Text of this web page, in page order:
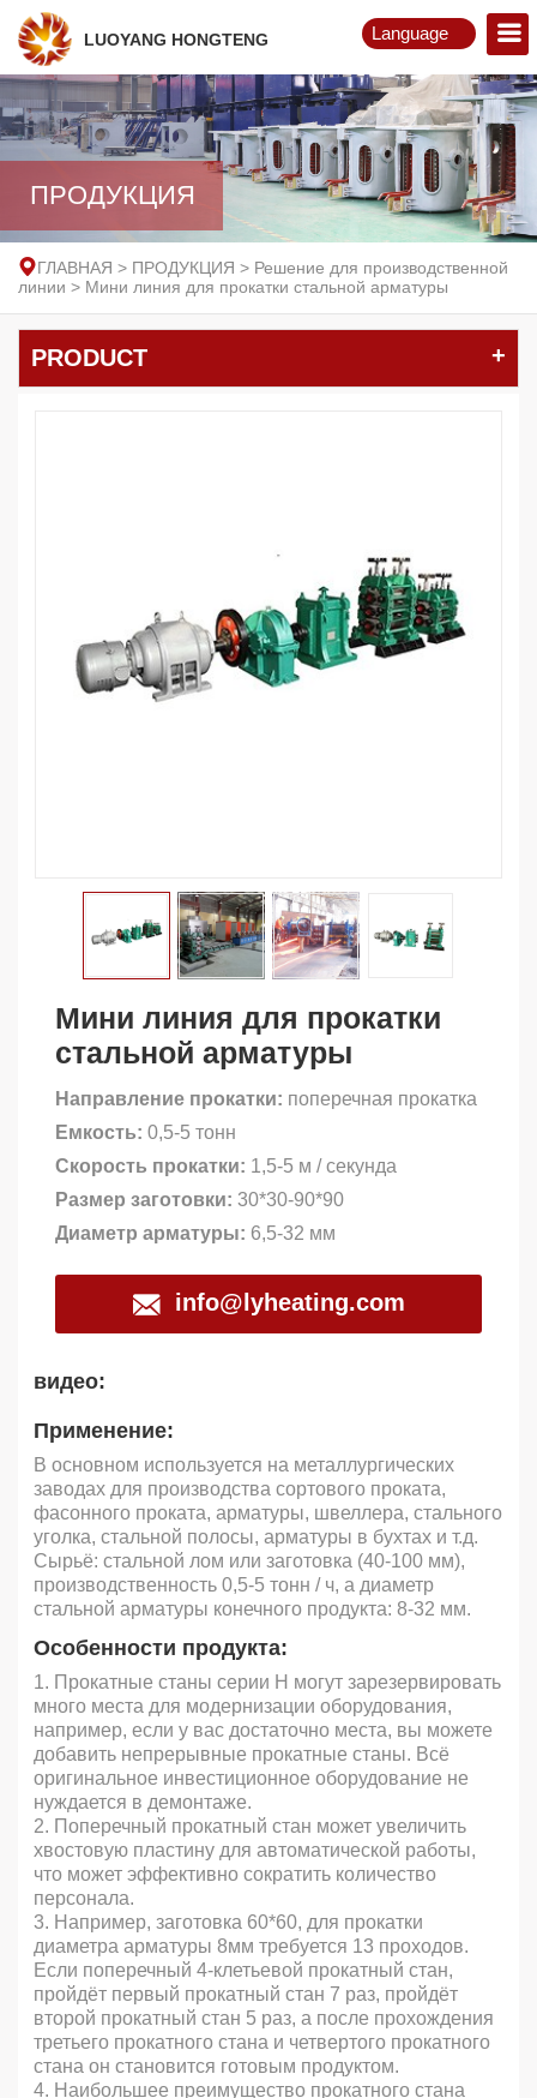
Language
Русский
LUOYANG HONGTENG
ПРОДУКЦИЯ
ГЛАВНАЯ > ПРОДУКЦИЯ > Решение для производственной
линии > Мини линия для прокатки стальной арматуры
PRODUCT +
Мини линия для прокатки
стальной арматуры
Направление прокатки: поперечная прокатка
Емкость: 0,5-5 тонн
Скорость прокатки: 1,5-5 м / секунда
Размер заготовки: 30*30-90*90
Диаметр арматуры: 6,5-32 мм
info@lyheating.com
видео:
Применение:
В основном используется на металлургических
заводах для производства сортового проката,
фасонного проката, арматуры, швеллера, стального
уголка, стальной полосы, арматуры в бухтах и т.д.
Сырьё: стальной лом или заготовка (40-100 мм),
производственность 0,5-5 тонн / ч, а диаметр
стальной арматуры конечного продукта: 8-32 мм.
Особенности продукта:
1. Прокатные станы серии H могут зарезервировать
много места для модернизации оборудования,
например, если у вас достаточно места, вы можете
добавить непрерывные прокатные станы. Всё
оригинальное инвестиционное оборудование не
нуждается в демонтаже.
2. Поперечный прокатный стан может увеличить
хвостовую пластину для автоматической работы,
что может эффективно сократить количество
персонала.
3. Например, заготовка 60*60, для прокатки
диаметра арматуры 8мм требуется 13 проходов.
Если поперечный 4-клетьевой прокатный стан,
пройдёт первый прокатный стан 7 раз, пройдёт
второй прокатный стан 5 раз, а после прохождения
третьего прокатного стана и четвертого прокатного
стана он становится готовым продуктом.
4. Наибольшее преимущество прокатного стана